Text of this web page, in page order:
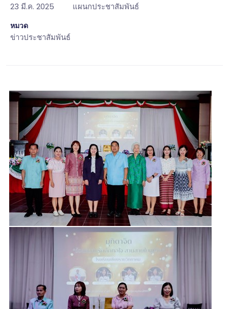
23 มี.ค. 2025 แผนกประชาสัมพันธ์
หมวด
ข่าวประชาสัมพันธ์